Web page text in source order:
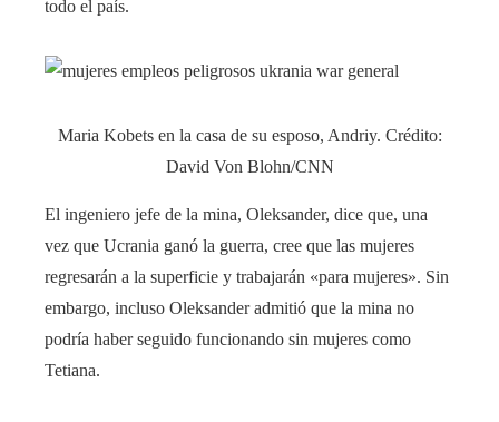
todo el país.
Maria Kobets en la casa de su esposo, Andriy. Crédito:
David Von Blohn/CNN
El ingeniero jefe de la mina, Oleksander, dice que, una
vez que Ucrania ganó la guerra, cree que las mujeres
regresarán a la superficie y trabajarán «para mujeres». Sin
embargo, incluso Oleksander admitió que la mina no
podría haber seguido funcionando sin mujeres como
Tetiana.